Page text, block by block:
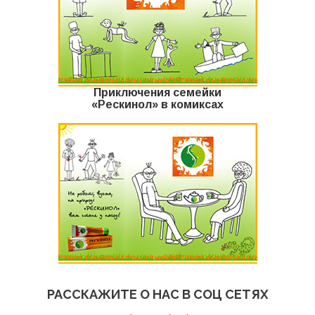
Приключения семейки
«Рескинол» в комиксах
РАССКАЖИТЕ О НАС В СОЦ СЕТЯХ